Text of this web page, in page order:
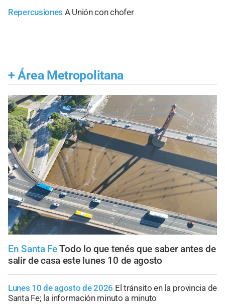
Repercusiones A Unión con chofer
+ Área Metropolitana
En Santa FeTodo lo que tenés que saber antes de
salir de casa este lunes 10 de agosto
Lunes 10 de agosto de 2026 El tránsito en la provincia de
Santa Fe; la información minuto a minuto